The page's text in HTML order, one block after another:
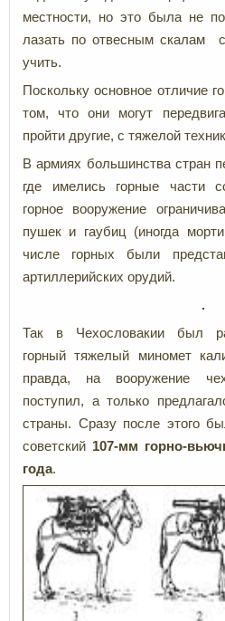
местности, но это была не
лазать по отвесным скалам
учить.
Поскольку основное отличие
том, что они могут
пройти другие, с тяжелой
В армиях большинства стран
где имелись горные части
горное вооружение
пушек и гаубиц (иногда
числе горных были
артиллерийских орудий.
Так в Чехословакии был
горный тяжелый миномет
правда, на вооружение
поступил, а только
страны. Сразу после этого
советский 107-мм горно-
года.